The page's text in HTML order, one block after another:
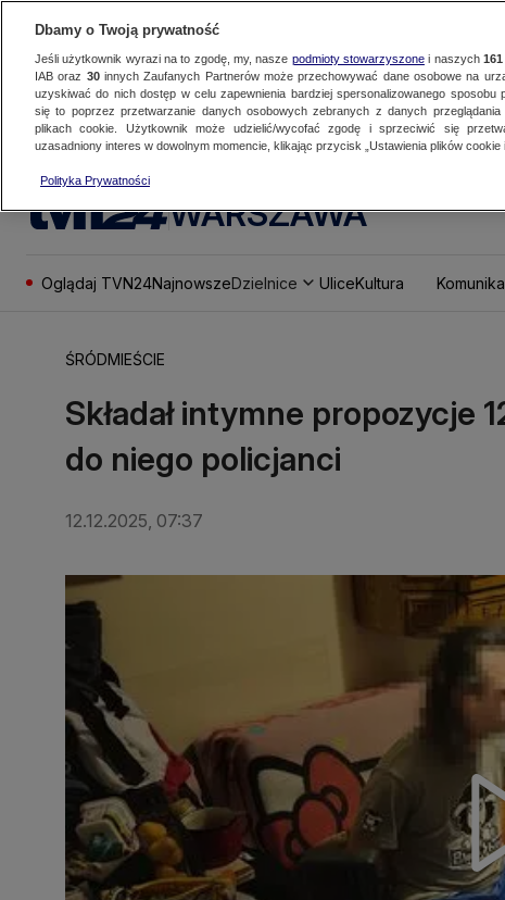
WARSZAWA
Oglądaj TVN24NajnowszeDzielnice UliceKultura
ŚRÓDMIEŚCIE
Składał intymne propozycje
do niego policjanci
12.12.2025, 07:37
Dbamy o Twoją prywatność
Jeśli użytkownik wyrazi na to zgodę, my, nasze podmioty stowarzyszonei naszych 161
IAB oraz 30innych Zaufanych Partnerów może przechowywać dane osobowe na
uzyskiwać do nich dostęp w celu zapewnienia bardziej spersonalizowanego sposobu
się to poprzez przetwarzanie danych osobowych zebranych z danych
plikach cookie. Użytkownik może udzielić/wycofać zgodę i sprzeciwić się
uzasadniony interes w dowolnym momencie, klikając przycisk „Ustawienia plików cookie i
Polityka Prywatności